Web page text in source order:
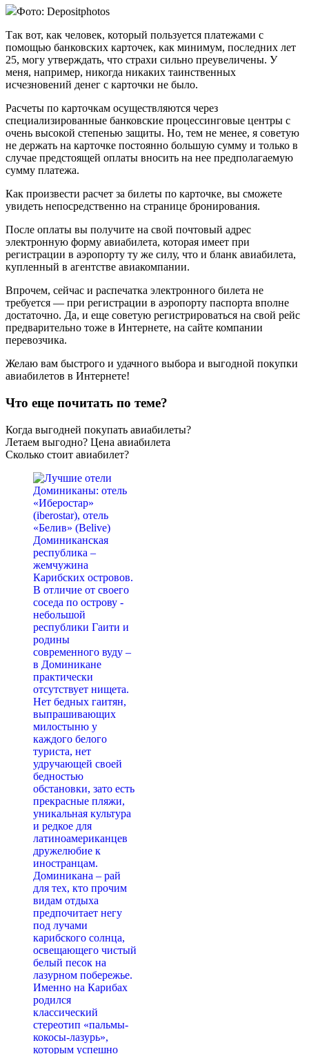
Фото: Depositphotos
Так вот, как человек, который пользуется платежами с
помощью банковских карточек, как минимум, последних лет
25, могу утверждать, что страхи сильно преувеличены. У
меня, например, никогда никаких таинственных
исчезновений денег с карточки не было.
Расчеты по карточкам осуществляются через
специализированные банковские процессинговые центры с
очень высокой степенью защиты. Но, тем не менее, я советую
не держать на карточке постоянно большую сумму и только в
случае предстоящей оплаты вносить на нее предполагаемую
сумму платежа.
Как произвести расчет за билеты по карточке, вы сможете
увидеть непосредственно на странице бронирования.
После оплаты вы получите на свой почтовый адрес
электронную форму авиабилета, которая имеет при
регистрации в аэропорту ту же силу, что и бланк авиабилета,
купленный в агентстве авиакомпании.
Впрочем, сейчас и распечатка электронного билета не
требуется — при регистрации в аэропорту паспорта вполне
достаточно. Да, и еще советую регистрироваться на свой рейс
предварительно тоже в Интернете, на сайте компании
перевозчика.
Желаю вам быстрого и удачного выбора и выгодной покупки
авиабилетов в Интернете!
Что еще почитать по теме?
Когда выгодней покупать авиабилеты?
Летаем выгодно? Цена авиабилета
Сколько стоит авиабилет?